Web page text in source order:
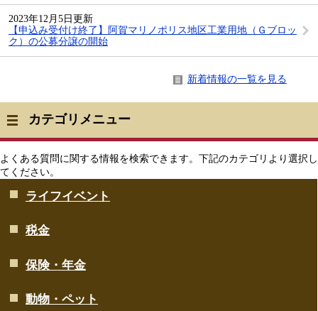
2023年12月5日更新
【申込み受付け終了】阿賀マリノポリス地区工業用地（Ｇブロッ
ク）の公募分譲の開始
新着情報の一覧を見る
カテゴリメニュー
よくある質問に関する情報を検索できます。下記のカテゴリより選択し
てください。
ライフイベント
税金
保険・年金
動物・ペット